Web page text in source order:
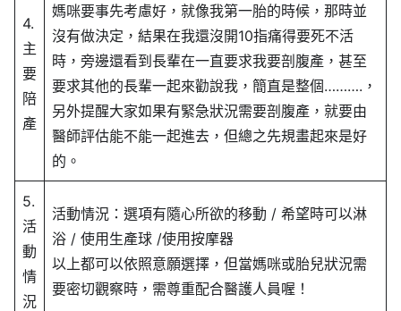
4.
主
要
陪
產
媽咪要事先考慮好，就像我第一胎的時候，那時並
沒有做決定，結果在我還沒開10指痛得要死不活
時，旁邊還看到長輩在一直要求我要剖腹產，甚至
要求其他的長輩一起來勸說我，簡直是整個……….，
另外提醒大家如果有緊急狀況需要剖腹產，就要由
醫師評估能不能一起進去，但總之先規畫起來是好
的。
5.
活
動
情
況
活動情況：選項有隨心所欲的移動 / 希望時可以淋
浴 / 使用生產球 /使用按摩器
以上都可以依照意願選擇，但當媽咪或胎兒狀況需
要密切觀察時，需尊重配合醫護人員喔！